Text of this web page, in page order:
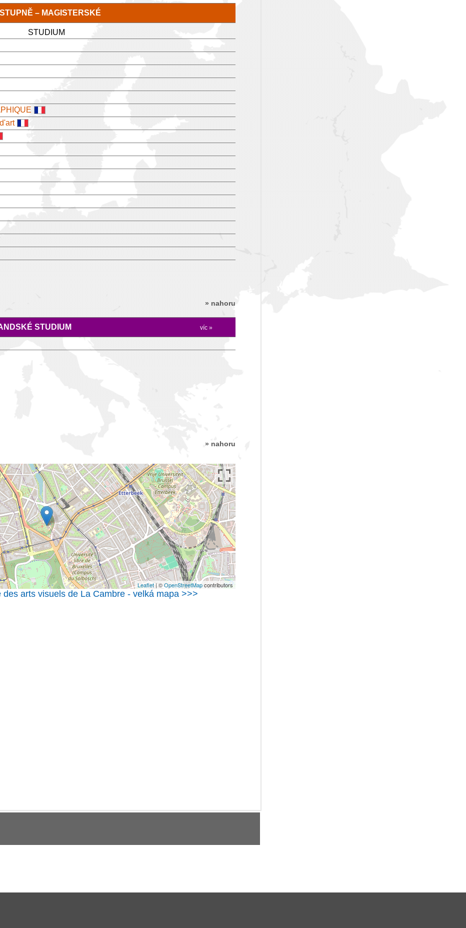
STUPNĚ – MAGISTERSKÉ
STUDIUM
» nahoru
STUDIUM víc »
» nahoru
Leaflet| ©OpenStreetMapcontributors
arts visuels de La Cambre - velká mapa >>>